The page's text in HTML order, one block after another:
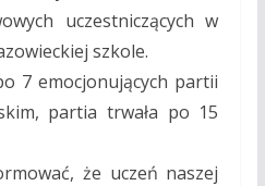
uczestniczących w
szkole.
7 emocjonujących partii
partia trwała po 15
że uczeń naszej